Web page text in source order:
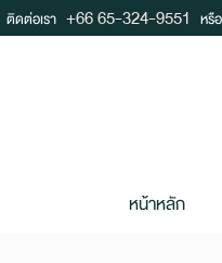
ติดต่อเรา +66 65-324-9551 หรือ
หน้าหลัก